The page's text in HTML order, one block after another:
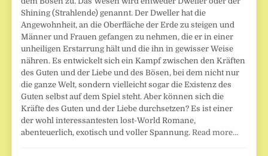
Shining (Strahlende) genannt. Der Dweller hat die
Angewohnheit, an die Oberfläche der Erde zu steigen und
Männer und Frauen gefangen zu nehmen, die er in einer
unheiligen Erstarrung hält und die ihn in gewisser Weise
nähren. Es entwickelt sich ein Kampf zwischen den Kräften
des Guten und der Liebe und des Bösen, bei dem nicht nur
die ganze Welt, sondern vielleicht sogar die Existenz des
Guten selbst auf dem Spiel steht. Aber können sich die
Kräfte des Guten und der Liebe durchsetzen? Es ist einer
der wohl interessantesten lost-World Romane,
abenteuerlich, exotisch und voller Spannung.Read more…